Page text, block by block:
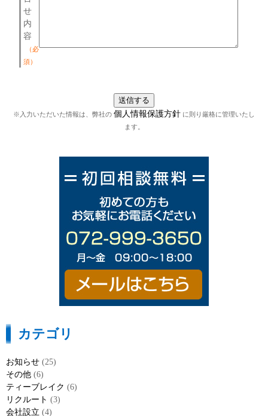
せ
内
容
（必
須）
※入力いただいた情報は、弊社の 個人情報保護方針 に則り厳格に管理いたし
ます。
カテゴリ
お知らせ (25)
その他 (6)
ティーブレイク (6)
リクルート (3)
会社設立 (4)